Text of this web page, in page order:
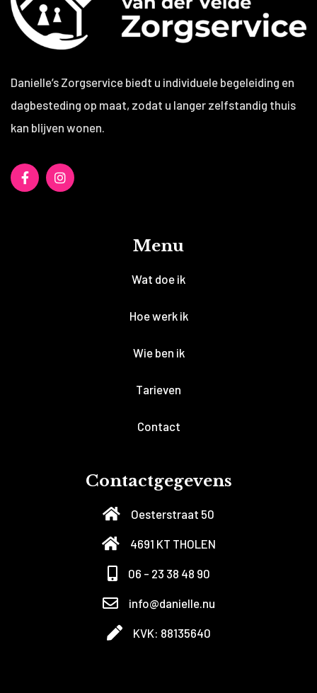
Danielle’s Zorgservice biedt u individuele begeleiding en
dagbesteding op maat, zodat u langer zelfstandig thuis
kan blijven wonen.
Menu
Wat doe ik
Hoe werk ik
Wie ben ik
Tarieven
Contact
Contactgegevens
Oesterstraat 50
4691 KT THOLEN
06 - 23 38 48 90
info@danielle.nu
KVK: 88135640